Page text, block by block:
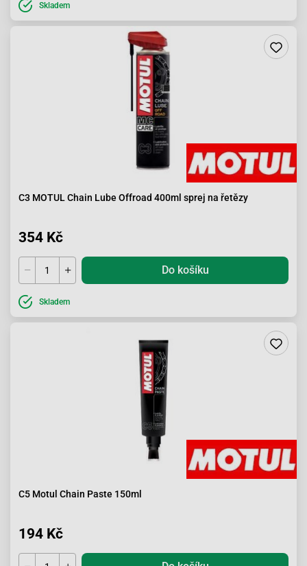
Skladem
C3 MOTUL Chain Lube Offroad 400ml sprej na řetězy
354 Kč
Do košíku
Skladem
C5 Motul Chain Paste 150ml
194 Kč